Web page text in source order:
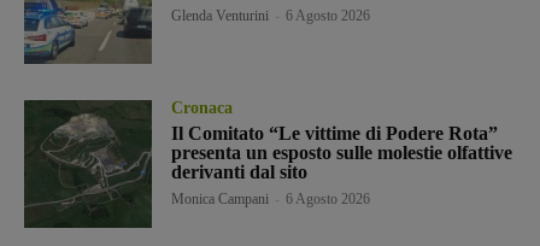
Glenda Venturini 6 Agosto 2026
Cronaca
Il Comitato “Le vittime di Podere Rota”
presenta un esposto sulle molestie olfattive
derivanti dal sito
Monica Campani 6 Agosto 2026